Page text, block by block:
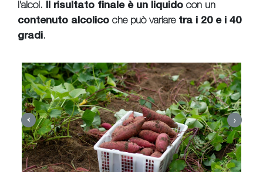
l'alcol. Il risultato finale è un liquido con un
contenuto alcolico che può variaretra i 20 e i 40
gradi.
‹ ›